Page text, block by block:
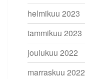
helmikuu 2023
tammikuu 2023
joulukuu 2022
marraskuu 2022